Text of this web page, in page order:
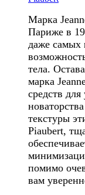
Марка
Париже в
даже самых
тела.
марка
средств
текстуры
Piaubert,
помимо
вам